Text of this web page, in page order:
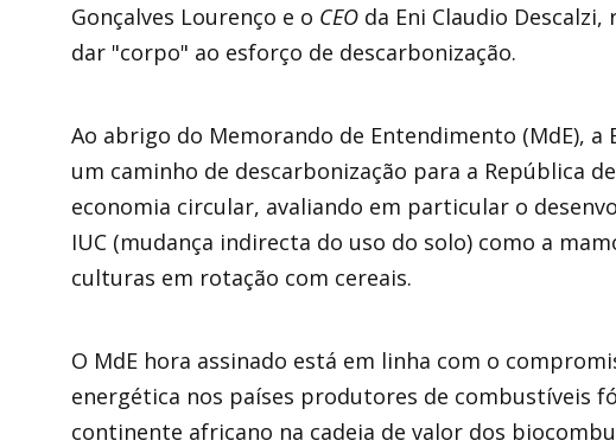
Gonçalves Lourenço e o CEO da Eni Claudio
dar "corpo" ao esforço de descarbonização.
Ao abrigo do Memorando de Entendimento (MdE), a
um caminho de descarbonização para a República
economia circular, avaliando em particular o
IUC (mudança indirecta do uso do solo) como a
culturas em rotação com cereais.
O MdE hora assinado está em linha com o
energética nos países produtores de combustíveis
continente africano na cadeia de valor dos